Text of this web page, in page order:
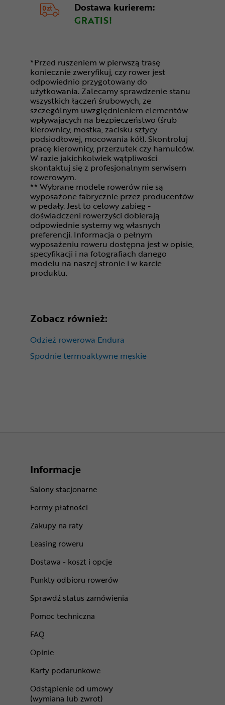
Dostawa kurierem:
GRATIS!
*Przed ruszeniem w pierwszą trasę
koniecznie zweryfikuj, czy rower jest
odpowiednio przygotowany do
użytkowania. Zalecamy sprawdzenie stanu
wszystkich łączeń śrubowych, ze
szczególnym uwzględnieniem elementów
wpływających na bezpieczeństwo (śrub
kierownicy, mostka, zacisku sztycy
podsiodłowej, mocowania kół). Skontroluj
pracę kierownicy, przerzutek czy hamulców.
W razie jakichkolwiek wątpliwości
skontaktuj się z profesjonalnym serwisem
rowerowym.
** Wybrane modele rowerów nie są
wyposażone fabrycznie przez producentów
w pedały. Jest to celowy zabieg -
doświadczeni rowerzyści dobierają
odpowiednie systemy wg własnych
preferencji. Informacja o pełnym
wyposażeniu roweru dostępna jest w opisie,
specyfikacji i na fotografiach danego
modelu na naszej stronie i w karcie
produktu.
Zobacz również:
Odzież rowerowa Endura
Spodnie termoaktywne męskie
Informacje
Salony stacjonarne
Formy płatności
Zakupy na raty
Leasing roweru
Dostawa - koszt i opcje
Punkty odbioru rowerów
Sprawdź status zamówienia
Pomoc techniczna
FAQ
Opinie
Karty podarunkowe
Odstąpienie od umowy
(wymiana lub zwrot)